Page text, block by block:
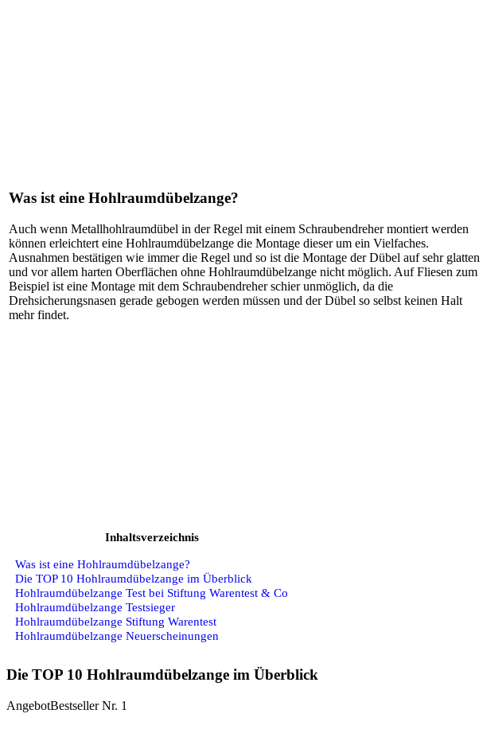
Was ist eine Hohlraumdübelzange?
Auch wenn Metallhohlraumdübel in der Regel mit einem Schraubendreher montiert werden
können erleichtert eine Hohlraumdübelzange die Montage dieser um ein Vielfaches.
Ausnahmen bestätigen wie immer die Regel und so ist die Montage der Dübel auf sehr glatten
und vor allem harten Oberflächen ohne Hohlraumdübelzange nicht möglich. Auf Fliesen zum
Beispiel ist eine Montage mit dem Schraubendreher schier unmöglich, da die
Drehsicherungsnasen gerade gebogen werden müssen und der Dübel so selbst keinen Halt
mehr findet.
Inhaltsverzeichnis
Was ist eine Hohlraumdübelzange?
Die TOP 10 Hohlraumdübelzange im Überblick
Hohlraumdübelzange Test bei Stiftung Warentest & Co
Hohlraumdübelzange Testsieger
Hohlraumdübelzange Stiftung Warentest
Hohlraumdübelzange Neuerscheinungen
Die TOP 10 Hohlraumdübelzange im Überblick
AngebotBestseller Nr. 1